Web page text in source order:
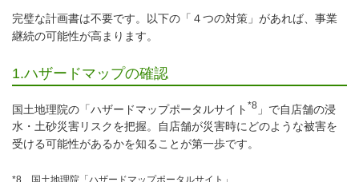
完璧な計画書は不要です。以下の「４つの対策」があれば、事業
継続の可能性が高まります。
1.ハザードマップの確認
国土地理院の「ハザードマップポータルサイト *8 」で自店舗の浸
水・土砂災害リスクを把握。自店舗が災害時にどのような被害を
受ける可能性があるかを知ることが第一歩です。
*8…国土地理院「ハザードマップポータルサイト」